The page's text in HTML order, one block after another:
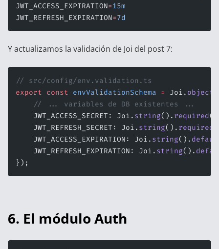
JWT_ACCESS_EXPIRATION=15m
JWT_REFRESH_EXPIRATION=7d
Y actualizamos la validación de Joi del post 7:
// src/config/env.validation.ts
export const envValidationSchema = Joi. object
    // ... variables de DB existentes ...
    JWT_ACCESS_SECRET: Joi.
string(). required
    JWT_REFRESH_SECRET: Joi.
string(). required
    JWT_ACCESS_EXPIRATION: Joi.
string().
    JWT_REFRESH_EXPIRATION: Joi.
string().
});
6. El módulo Auth